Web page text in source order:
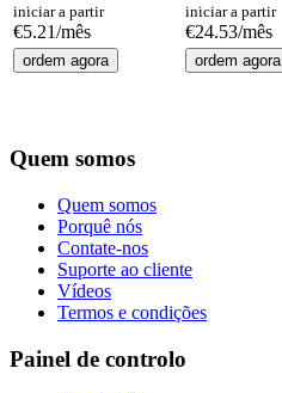
iniciar a partir
€5.21/mês
iniciar a partir
€24.53/mês
ordem agora ordem agora
Quem somos
Quem somos
Porquê nós
Contate-nos
Suporte ao cliente
Vídeos
Termos e condições
Painel de controlo